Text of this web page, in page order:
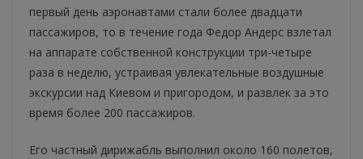
первый день аэронавтами стали более двадцати
пассажиров, то в течение года Федор Андерс взлетал
на аппарате собственной конструкции три-четыре
раза в неделю, устраивая увлекательные воздушные
экскурсии над Киевом и пригородом, и развлек за это
время более 200 пассажиров.
Его частный дирижабль выполнил около 160 полетов,